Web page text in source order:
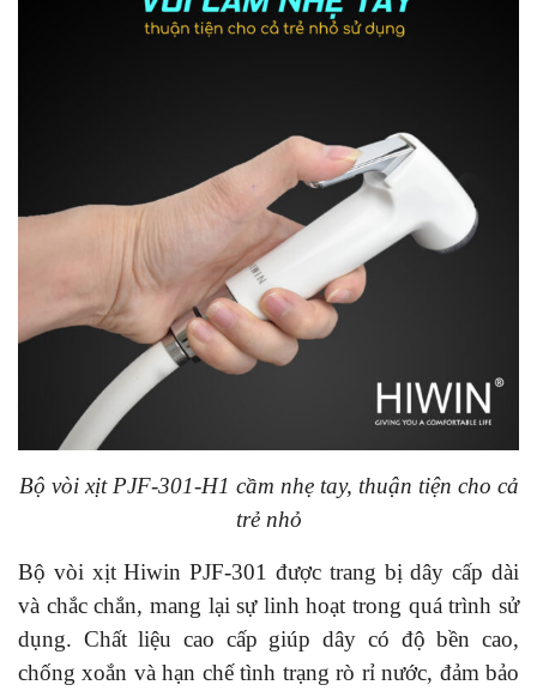
Bộ vòi xịt PJF-301-H1 cầm nhẹ tay, thuận tiện cho cả
trẻ nhỏ
Bộ vòi xịt Hiwin PJF-301 được trang bị dây cấp dài
và chắc chắn, mang lại sự linh hoạt trong quá trình sử
dụng. Chất liệu cao cấp giúp dây có độ bền cao,
chống xoắn và hạn chế tình trạng rò rỉ nước, đảm bảo